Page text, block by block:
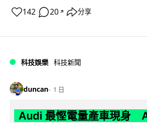
142 20 ↗ 分享
科技娛樂 科技新聞
duncan 1 日
Audi 最慳電量產車現身